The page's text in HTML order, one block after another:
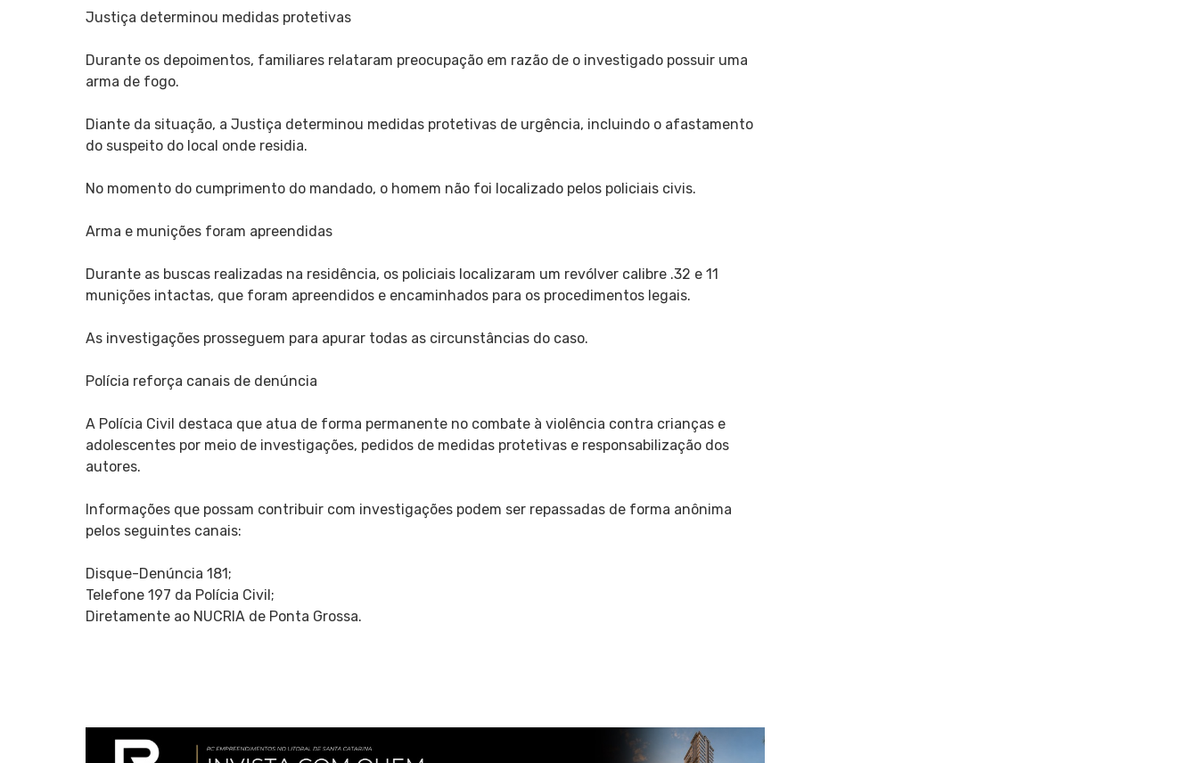
Justiça determinou medidas protetivas
Durante os depoimentos, familiares relataram preocupação em razão de o investigado possuir uma
arma de fogo.
Diante da situação, a Justiça determinou medidas protetivas de urgência, incluindo o afastamento
do suspeito do local onde residia.
No momento do cumprimento do mandado, o homem não foi localizado pelos policiais civis.
Arma e munições foram apreendidas
Durante as buscas realizadas na residência, os policiais localizaram um revólver calibre .32 e 11
munições intactas, que foram apreendidos e encaminhados para os procedimentos legais.
As investigações prosseguem para apurar todas as circunstâncias do caso.
Polícia reforça canais de denúncia
A Polícia Civil destaca que atua de forma permanente no combate à violência contra crianças e
adolescentes por meio de investigações, pedidos de medidas protetivas e responsabilização dos
autores.
Informações que possam contribuir com investigações podem ser repassadas de forma anônima
pelos seguintes canais:
Disque-Denúncia 181;
Telefone 197 da Polícia Civil;
Diretamente ao NUCRIA de Ponta Grossa.